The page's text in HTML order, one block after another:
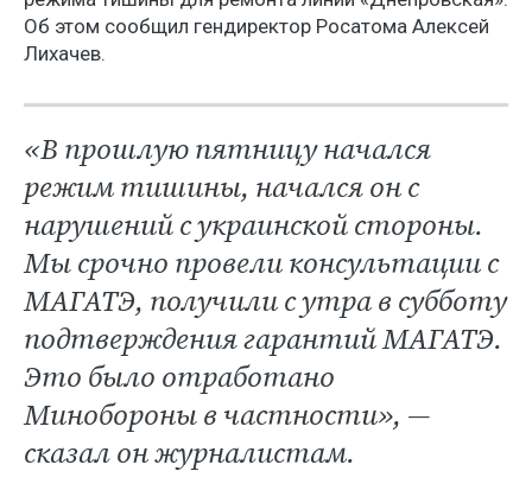
Об этом сообщил гендиректор Росатома Алексей
Лихачев.
«В прошлую пятницу начался
режим тишины, начался он с
нарушений с украинской стороны.
Мы срочно провели консультации с
МАГАТЭ, получили с утра в субботу
подтверждения гарантий МАГАТЭ.
Это было отработано
Минобороны в частности», —
сказал он журналистам.